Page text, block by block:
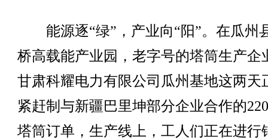
能源逐“绿”，产业向“阳”。在瓜州
桥高载能产业园，老字号的塔筒生产
甘肃科耀电力有限公司瓜州基地这两天
紧赶制与新疆巴里坤部分企业合作的
塔筒订单，生产线上，工人们正在进行